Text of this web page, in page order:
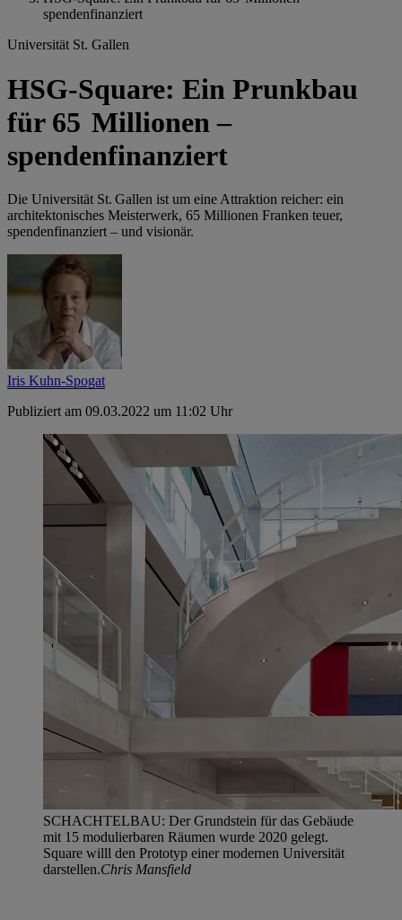
spendenfinanziert
Universität St. Gallen
HSG-Square: Ein Prunkbau
für 65 Millionen –
spendenfinanziert
Die Universität St. Gallen ist um eine Attraktion ­reicher: ein
architektonisches Meisterwerk, 65 Millionen Franken teuer,
spendenfinanziert – und visionär.
Iris Kuhn-Spogat
Publiziert am 09.03.2022 um 11:02 Uhr
SCHACHTELBAU: Der Grundstein für das Gebäude
mit 15 modulierbaren Räumen wurde 2020 gelegt.
Square willl den Prototyp einer modernen Universität
darstellen.Chris Mansfield